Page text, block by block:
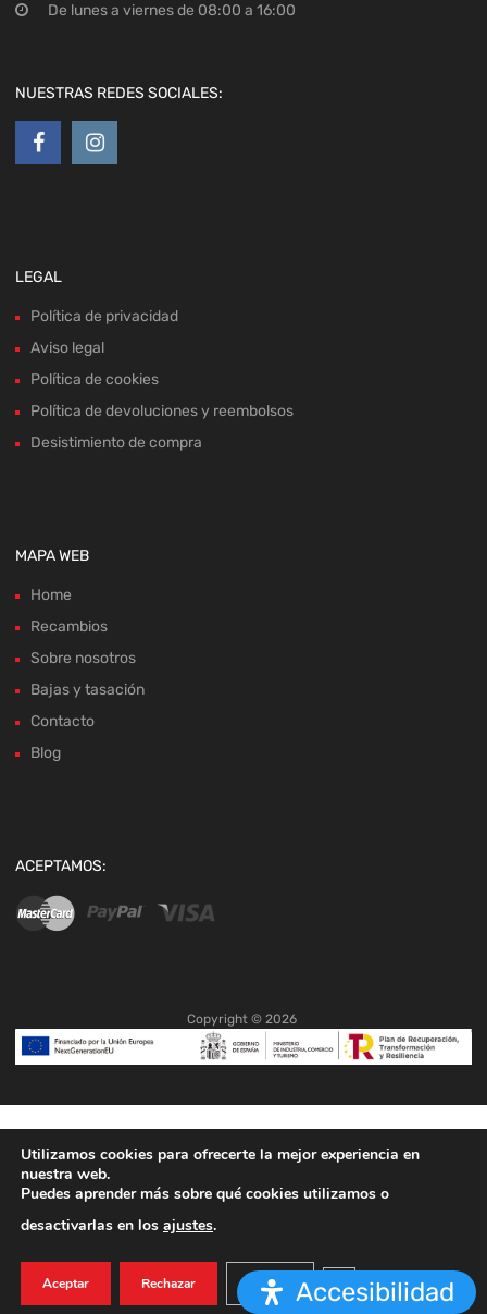
De lunes a viernes de 08:00 a 16:00
NUESTRAS REDES SOCIALES:
LEGAL
Política de privacidad
Aviso legal
Política de cookies
Política de devoluciones y reembolsos
Desistimiento de compra
MAPA WEB
Home
Recambios
Sobre nosotros
Bajas y tasación
Contacto
Blog
ACEPTAMOS:
Copyright © 2026
Utilizamos cookies para ofrecerte la mejor experiencia en
nuestra web.
Puedes aprender más sobre qué cookies utilizamos o
desactivarlas en los ajustes.
Aceptar Rechazar Ajustes Cerrar el banner de
Accesibilidad